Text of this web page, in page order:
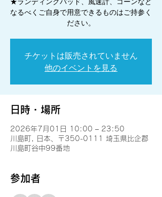
★ランディングパッド、風速計、コーンなど
なるべくご自身で用意できるものはご持参く
ださい。
チケットは販売されていません
他のイベントを見る
日時・場所
2026年7月01日 10:00 – 23:50
川島町, 日本、〒350-0111 埼玉県比企郡
川島町谷中99番地
参加者